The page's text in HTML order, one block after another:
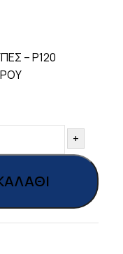
– P120
+